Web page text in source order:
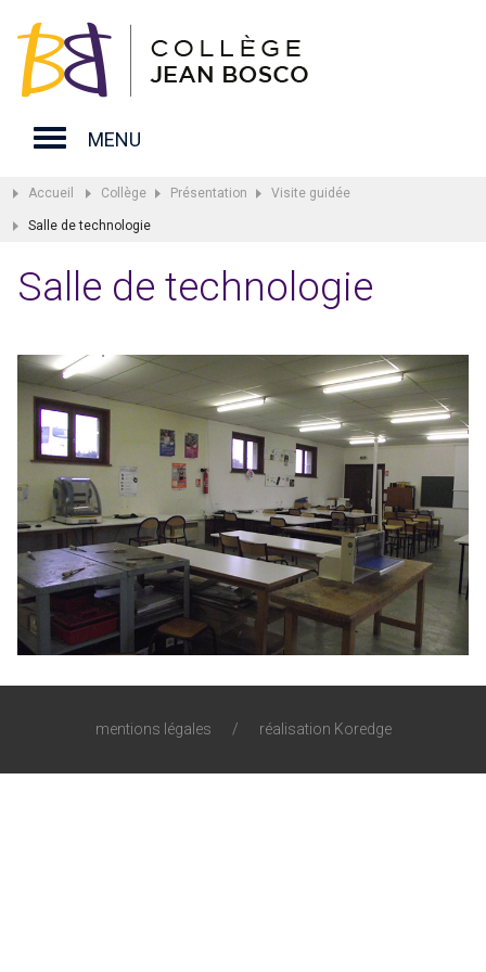
MENU
Accueil Collège Présentation Visite guidée
Salle de technologie
Salle de technologie
mentions légales / réalisation Koredge